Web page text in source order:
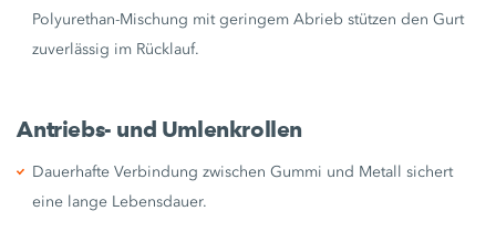
Polyurethan-Mischung mit geringem Abrieb stützen den Gurt
zuverlässig im Rücklauf.
Antriebs- und Umlenkrollen
Dauerhafte Verbindung zwischen Gummi und Metall sichert
eine lange Lebensdauer.